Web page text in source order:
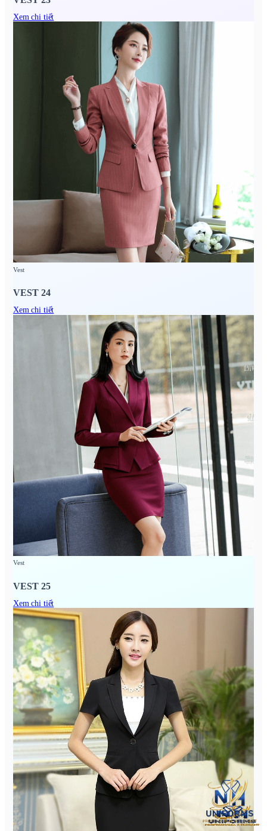
Xem chi tiết
Vest
VEST 24
Xem chi tiết
Vest
VEST 25
Xem chi tiết